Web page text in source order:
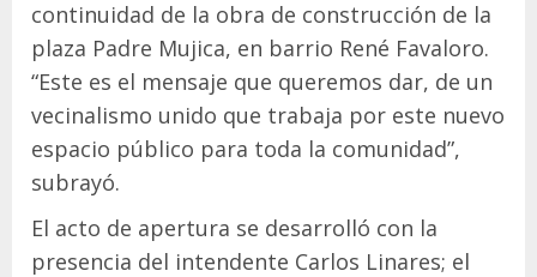
continuidad de la obra de construcción de la
plaza Padre Mujica, en barrio René Favaloro.
“Este es el mensaje que queremos dar, de un
vecinalismo unido que trabaja por este nuevo
espacio público para toda la comunidad”,
subrayó.
El acto de apertura se desarrolló con la
presencia del intendente Carlos Linares; el